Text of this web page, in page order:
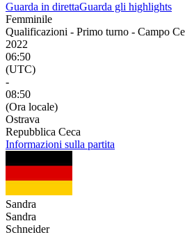
Guarda in direttaGuarda gli highlights
Femminile
Qualificazioni - Primo turno - Campo
2022
06:50
(UTC)
-
08:50
(Ora locale)
Ostrava
Repubblica Ceca
Informazioni sulla partita
Sandra
Sandra
Schneider